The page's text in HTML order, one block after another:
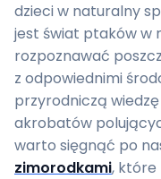
dzieci w naturalny
jest świat ptaków w
rozpoznawać
z odpowiednimi
przyrodniczą
akrobatów
warto sięgnąć po
zimorodkami, które